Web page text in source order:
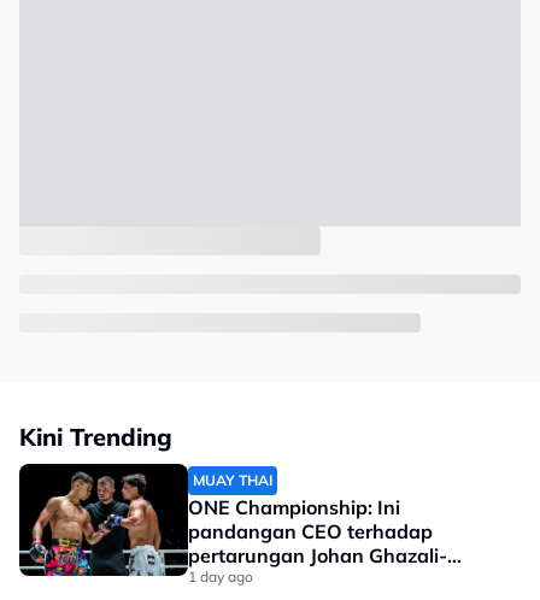
Kini Trending
MUAY THAI
ONE Championship: Ini
pandangan CEO terhadap
pertarungan Johan Ghazali-
Ramadan Ondash
1 day ago